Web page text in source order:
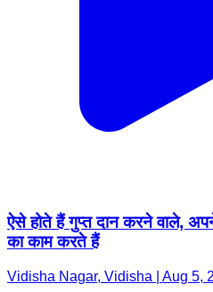
ऐसे होते हैं गुप्त दान करने वाले,
का काम करते हैं
Vidisha Nagar, Vidisha | Aug 5,